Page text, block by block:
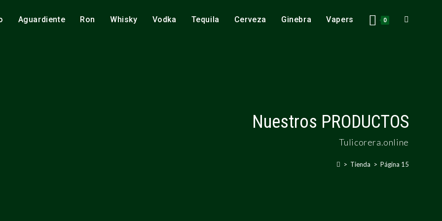
Aguardiente Ron Whisky Vodka Tequila Cerveza Ginebra Vapers 0
Nuestros PRODUCTOS
Tulicorera.online
> Tienda > Página 15